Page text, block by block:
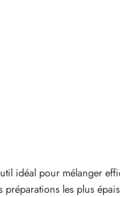
idéal pour mélanger
préparations les plus